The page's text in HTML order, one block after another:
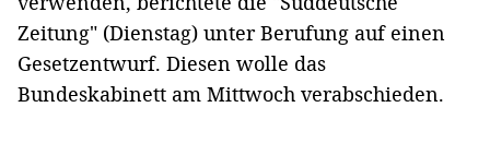
Zeitung" (Dienstag) unter Berufung auf einen
Gesetzentwurf. Diesen wolle das
Bundeskabinett am Mittwoch verabschieden.